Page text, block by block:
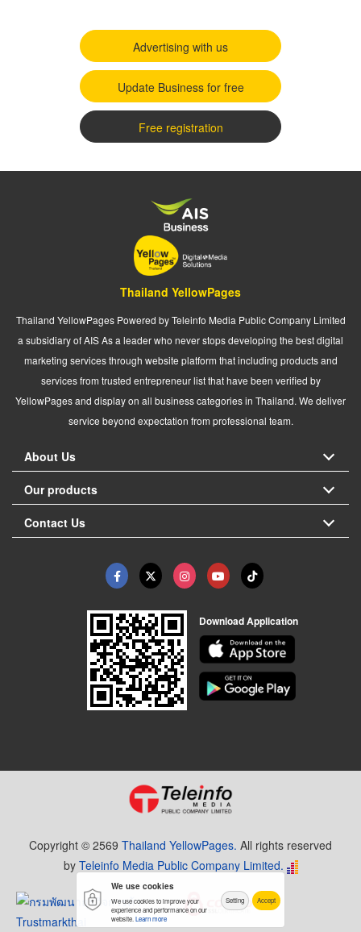
Advertising with us
Update Business for free
Free registration
Thailand YellowPages
Thailand YellowPages Powered by Teleinfo Media Public Company Limited
a subsidiary of AIS As a leader who never stops developing the best digital
marketing services through website platform that including products and
services from trusted entrepreneur list that have been verified by
YellowPages and display on all business categories in Thailand. We deliver
service beyond expectation from professional team.
About Us
Our products
Contact Us
Download Application
Copyright © 2569 Thailand YellowPages. All rights reserved
by Teleinfo Media Public Company Limited.
We use cookies
We use cookies to improve your
experience and performance on our
website. Learn more
Setting Accept